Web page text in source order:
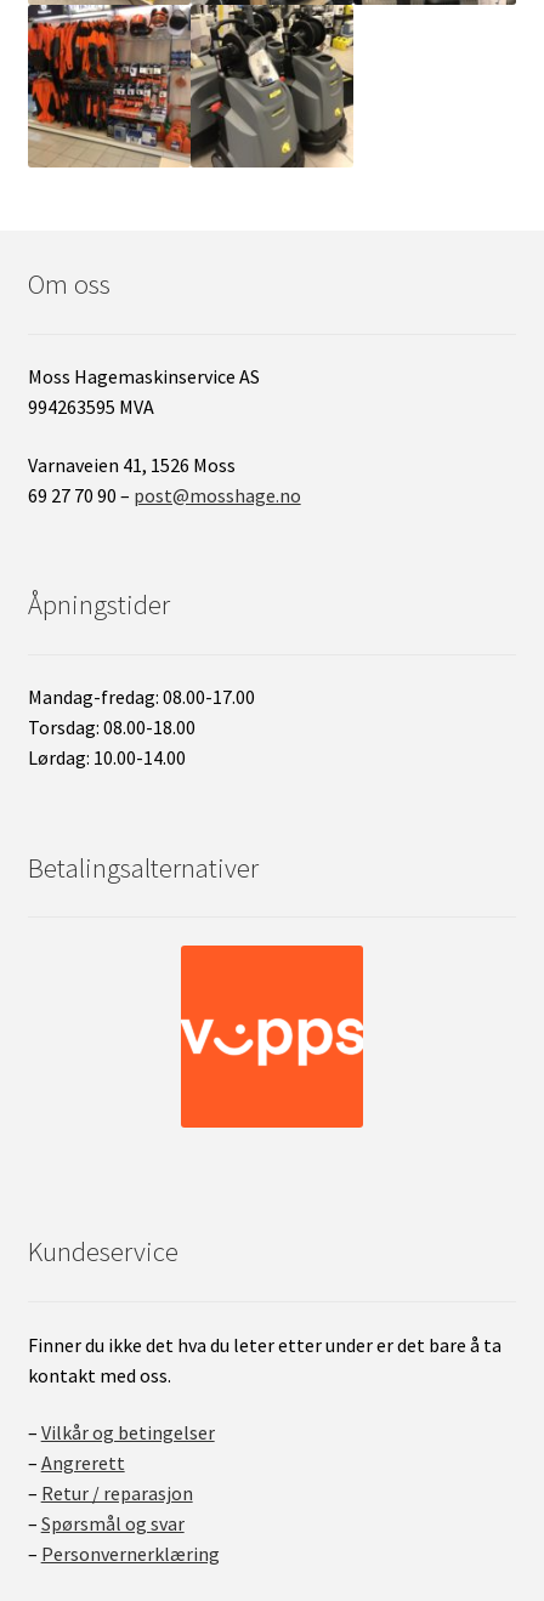
Om oss
Moss Hagemaskinservice AS
994263595 MVA
Varnaveien 41, 1526 Moss
69 27 70 90 – post@mosshage.no
Åpningstider
Mandag-fredag: 08.00-17.00
Torsdag: 08.00-18.00
Lørdag: 10.00-14.00
Betalingsalternativer
Kundeservice
Finner du ikke det hva du leter etter under er det bare å ta
kontakt med oss.
– Vilkår og betingelser
– Angrerett
– Retur / reparasjon
– Spørsmål og svar
– Personvernerklæring